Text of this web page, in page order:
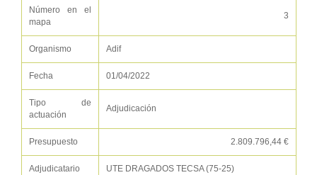
Número en el
mapa
3
Organismo Adif
Fecha 01/04/2022
Tipo de
actuación
Adjudicación
Presupuesto 2.809.796,44 €
Adjudicatario UTE DRAGADOS TECSA (75-25)